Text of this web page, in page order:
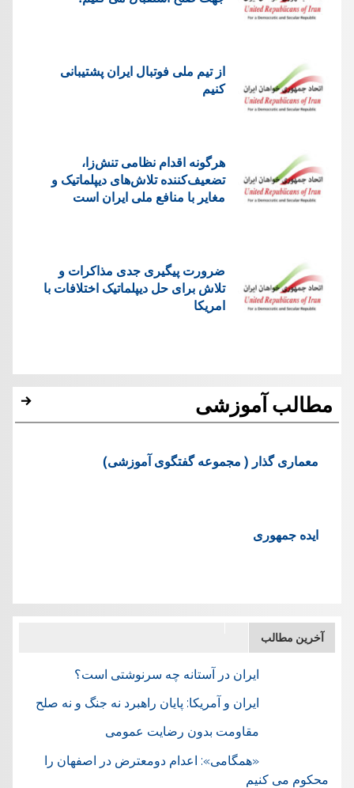
از تیم ملی فوتبال ایران پشتیبانی
کنیم
هرگونه اقدام نظامی تنش‌زا،
تضعیف‌کننده تلاش‌های دیپلماتیک و
مغایر با منافع ملی ایران است
ضرورت پیگیری جدی مذاکرات و
تلاش برای حل دیپلماتیک اختلافات با
امریکا
مطالب آموزشی
معماری گذار ( مجموعه گفتگوی آموزشی)
ایده جمهوری
آخرین مطالب
ایران در آستانه چه سرنوشتی است؟
ایران و آمریکا: پایان راهبرد نه جنگ و نه صلح
مقاومت بدون رضایت عمومی
«همگامی»: اعدام دومعترض در اصفهان را
محکوم می کنیم